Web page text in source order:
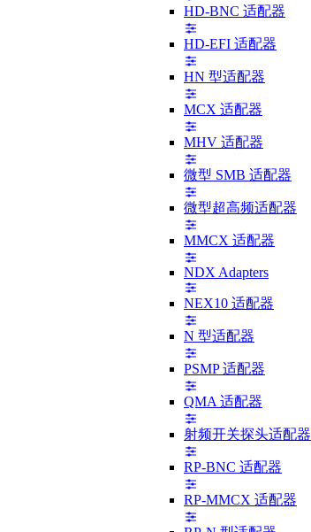
HD-BNC 适配器
HD-EFI 适配器
HN 型适配器
MCX 适配器
MHV 适配器
微型 SMB 适配器
微型超高频适配器
MMCX 适配器
NDX Adapters
NEX10 适配器
N 型适配器
PSMP 适配器
QMA 适配器
射频开关探头适配器
RP-BNC 适配器
RP-MMCX 适配器